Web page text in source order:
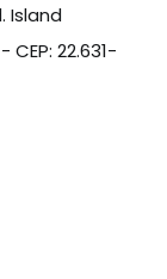
Island
22.631-